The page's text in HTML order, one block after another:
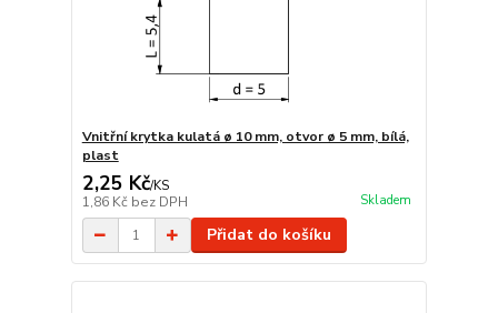
Vnitřní krytka kulatá ø 10 mm, otvor ø 5 mm, bílá,
plast
2,25 Kč/KS
1,86 Kč bez DPH Skladem
Přidat do košíku